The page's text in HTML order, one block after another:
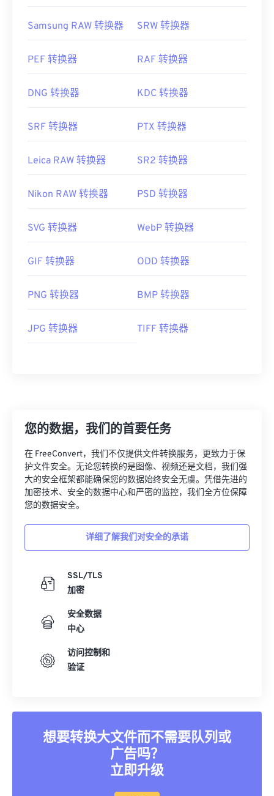
Samsung RAW 转换器 SRW 转换器
PEF 转换器 RAF 转换器
DNG 转换器 KDC 转换器
SRF 转换器 PTX 转换器
Leica RAW 转换器 SR2 转换器
Nikon RAW 转换器 PSD 转换器
SVG 转换器 WebP 转换器
GIF 转换器 ODD 转换器
PNG 转换器 BMP 转换器
JPG 转换器 TIFF 转换器
您的数据，我们的首要任务
在 FreeConvert，我们不仅提供文件转换服务，更致力于保
护文件安全。无论您转换的是图像、视频还是文档，我们强
大的安全框架都能确保您的数据始终安全无虞。凭借先进的
加密技术、安全的数据中心和严密的监控，我们全方位保障
您的数据安全。
详细了解我们对安全的承诺
SSL/TLS
加密
安全数据
中心
访问控制和
验证
想要转换大文件而不需要队列或
广告吗？
立即升级